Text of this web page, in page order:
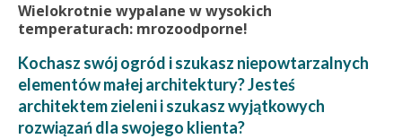
Wielokrotnie wypalane w wysokich
temperaturach: mrozoodporne!
Kochasz swój ogród i szukasz niepowtarzalnych
elementów małej architektury? Jesteś
architektem zieleni i szukasz wyjątkowych
rozwiązań dla swojego klienta?